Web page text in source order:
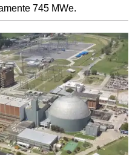
745 MWe.